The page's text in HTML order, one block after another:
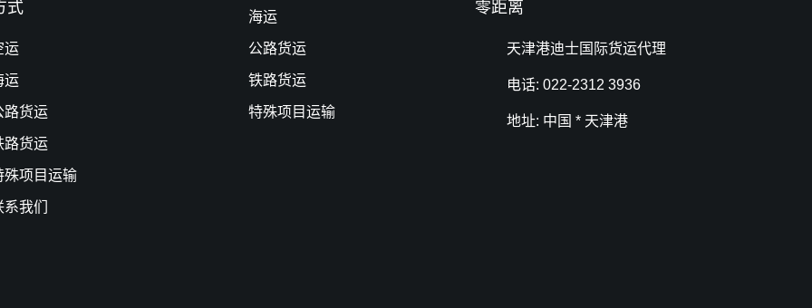
式
运
运
路货运
路货运
殊项目运输
系我们
海运
公路货运
铁路货运
特殊项目运输
零距离
天津港迪士国际货运代理
电话: 022-2312 3936
地址: 中国 * 天津港